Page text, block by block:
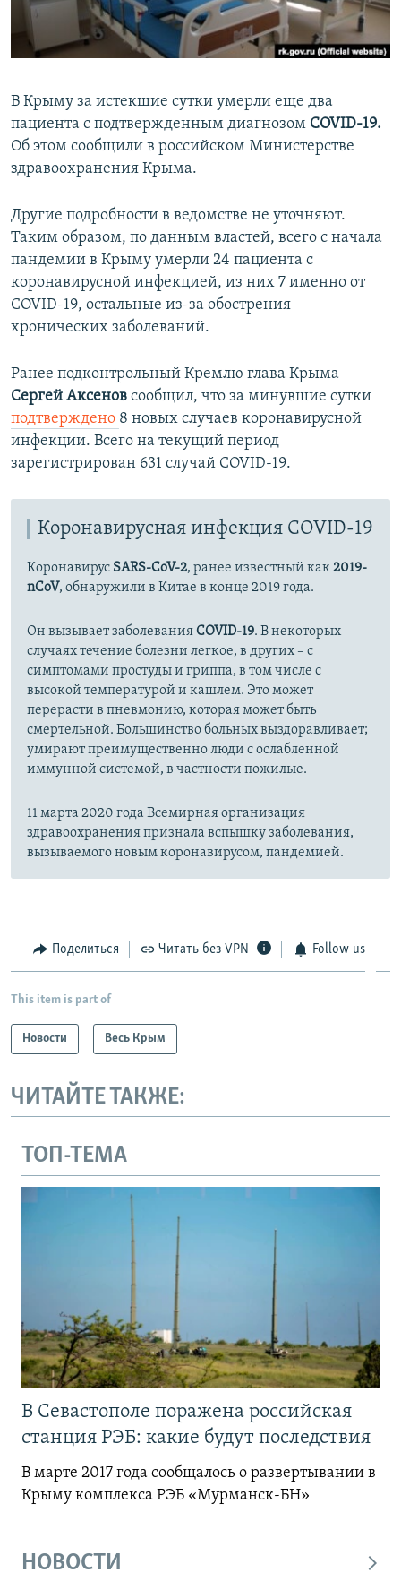
ПОБЕДИТЕЛЕЙ НЕ СУДЯТ?
КРЫМ.НЕПОКОРЕННЫЙ
УКРАИНСКАЯ ПРОБЛЕМА КРЫМА
ПРИСОЕДИНЯЙТЕСЬ!
Все сайты RFE/RL
В Крыму за истекшие сутки умерли еще два
пациента с подтвержденным диагнозом COVID-19.
Об этом сообщили в российском Министерстве
здравоохранения Крыма.
Другие подробности в ведомстве не уточняют.
Таким образом, по данным властей, всего с начала
пандемии в Крыму умерли 24 пациента с
коронавирусной инфекцией, из них 7 именно от
COVID-19, остальные из-за обострения
хронических заболеваний.
Ранее подконтрольный Кремлю глава Крыма
Сергей Аксенов сообщил, что за минувшие сутки
подтверждено 8 новых случаев коронавирусной
инфекции. Всего на текущий период
зарегистрирован 631 случай COVID-19.
Коронавирусная инфекция COVID-19
Коронавирус SARS-CoV-2, ранее известный как2019-
nCoV, обнаружили в Китае в конце 2019 года.
Он вызывает заболеванияCOVID-19. В некоторых
случаях течение болезни легкое, в других – с
симптомами простуды и гриппа, в том числе с
высокой температурой и кашлем. Это может
перерасти в пневмонию, которая может быть
смертельной. Большинство больных выздоравливает;
умирают преимущественно люди с ослабленной
иммунной системой, в частности пожилые.
11 марта 2020 года Всемирная организация
здравоохранения признала вспышку заболевания,
вызываемого новым коронавирусом, пандемией.
Поделиться Читать без VPN Follow us
This item is part of
Новости Весь Крым
ЧИТАЙТЕ ТАКЖЕ:
ТОП-ТЕМА
В Севастополе поражена российская
станция РЭБ: какие будут последствия
В марте 2017 года сообщалось о развертывании в
Крыму комплекса РЭБ «Мурманск-БН»
НОВОСТИ